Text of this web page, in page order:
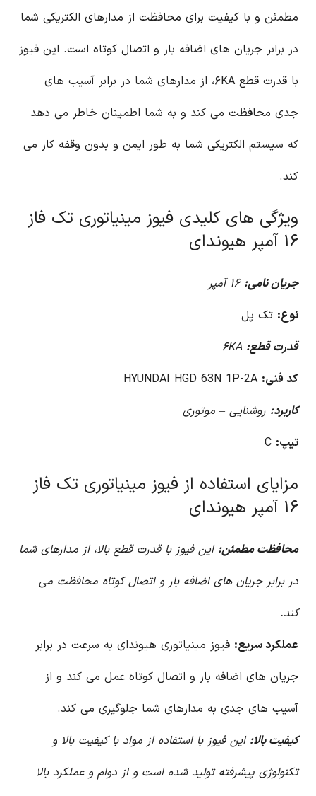
مطمئن و با کیفیت برای محافظت از مدارهای الکتریکی شما
در برابر جریان های اضافه بار و اتصال کوتاه است. این فیوز
با قدرت قطع ۶KA، از مدارهای شما در برابر آسیب های
جدی محافظت می کند و به شما اطمینان خاطر می دهد
که سیستم الکتریکی شما به طور ایمن و بدون وقفه کار می
کند.
ویژگی های کلیدی فیوز مینیاتوری تک فاز
۱۶ آمپر هیوندای
جریان نامی: ۱۶ آمپر
نوع: تک پل
قدرت قطع: ۶KA
کد فنی:
کاربرد: روشنایی – موتوری
تیپ:
مزایای استفاده از فیوز مینیاتوری تک فاز
۱۶ آمپر هیوندای
محافظت مطمئن: این فیوز با قدرت قطع بالا، از مدارهای شما
در برابر جریان های اضافه بار و اتصال کوتاه محافظت می
کند.
عملکرد سریع: فیوز مینیاتوری هیوندای به سرعت در برابر
جریان های اضافه بار و اتصال کوتاه عمل می کند و از
آسیب های جدی به مدارهای شما جلوگیری می کند.
کیفیت بالا: این فیوز با استفاده از مواد با کیفیت بالا و
تکنولوژی پیشرفته تولید شده است و از دوام و عملکرد بالا